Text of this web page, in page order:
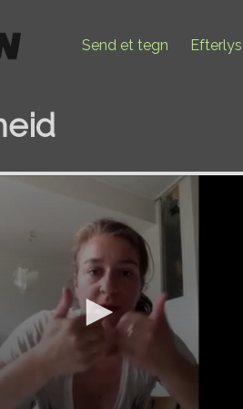
Send et tegn